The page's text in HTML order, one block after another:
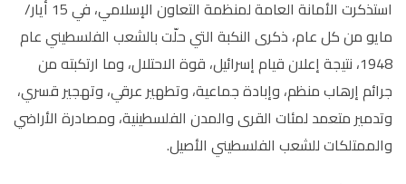
استذكرت الأمانة العامة لمنظمة التعاون الإسلامي، في 15 أيار/
مايو من كل عام، ذكرى النكبة التي حلّت بالشعب الفلسطيني عام
1948، نتيجة إعلان قيام إسرائيل، قوة الاحتلال، وما ارتكبته من
جرائم إرهاب منظم، وإبادة جماعية، وتطهير عرقي، وتهجير قسري،
وتدمير متعمد لمئات القرى والمدن الفلسطينية، ومصادرة الأراضي
والممتلكات للشعب الفلسطيني الأصيل.